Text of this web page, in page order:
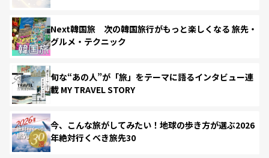
Next韓国旅 次の韓国旅行がもっと楽しくなる 旅先・
グルメ・テクニック
旬な“あの人”が「旅」をテーマに語るインタビュー連
載 MY TRAVEL STORY
今、こんな旅がしてみたい！地球の歩き方が選ぶ2026
年絶対行くべき旅先30